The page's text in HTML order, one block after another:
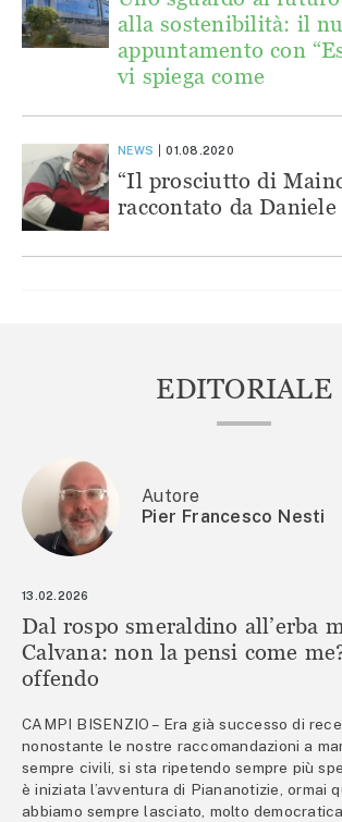
alla sostenibilità: il
appuntamento con
vi spiega come
NEWS 01.08.2020
“Il prosciutto di
raccontato da
EDITORIALE
Autore
Pier Francesco Nesti
13.02.2026
Dal rospo smeraldino all’erba
Calvana: non la pensi come
offendo
CAMPI BISENZIO – Era già successo di
nonostante le nostre raccomandazioni a
sempre civili, si sta ripetendo sempre più
è iniziata l’avventura di Piananotizie, ormai
abbiamo sempre lasciato, molto